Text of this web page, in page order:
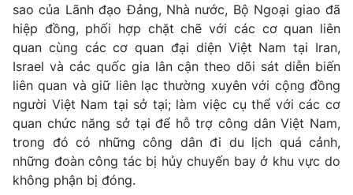
VTV Money VTV Thể thao
VTV Sức khoẻ Bất động sản
Thị trường 24h Tấm lòng Việt
VTV4 Vươn mình bằng AI
sao của Lãnh đạo Đảng, Nhà nước, Bộ Ngoại giao đã
hiệp đồng, phối hợp chặt chẽ với các cơ quan liên
quan cùng các cơ quan đại diện Việt Nam tại Iran,
Israel và các quốc gia lân cận theo dõi sát diễn biến
liên quan và giữ liên lạc thường xuyên với cộng đồng
người Việt Nam tại sở tại; làm việc cụ thể với các cơ
quan chức năng sở tại để hỗ trợ công dân Việt Nam,
trong đó có những công dân đi du lịch quá cảnh,
những đoàn công tác bị hủy chuyến bay ở khu vực do
không phận bị đóng.